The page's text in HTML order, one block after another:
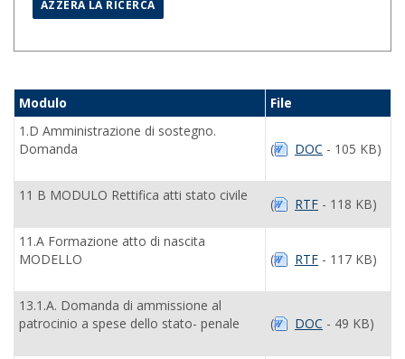
Modulo
File
1.D Amministrazione di sostegno.
Domanda
( DOC - 105 KB)
11 B MODULO Rettifica atti stato civile
( RTF - 118 KB)
11.A Formazione atto di nascita
MODELLO
( RTF - 117 KB)
13.1.A. Domanda di ammissione al
patrocinio a spese dello stato- penale
( DOC - 49 KB)